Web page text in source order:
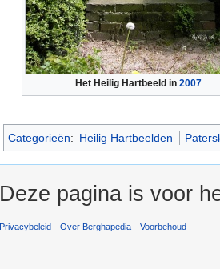
Het Heilig Hartbeeld in 2007
Categorieën: Heilig Hartbeelden
Deze pagina is voor
Privacybeleid Over Berghapedia Voorbehoud